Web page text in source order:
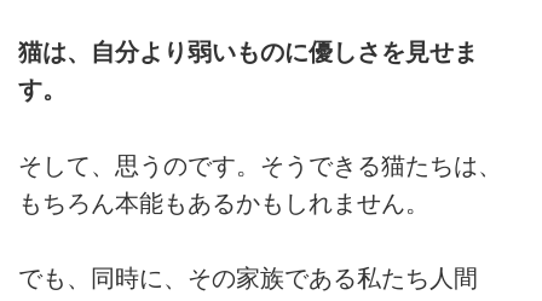
猫は、自分より弱いものに優しさを見せま
す。
そして、思うのです。そうできる猫たちは、
もちろん本能もあるかもしれません。
でも、同時に、その家族である私たち人間